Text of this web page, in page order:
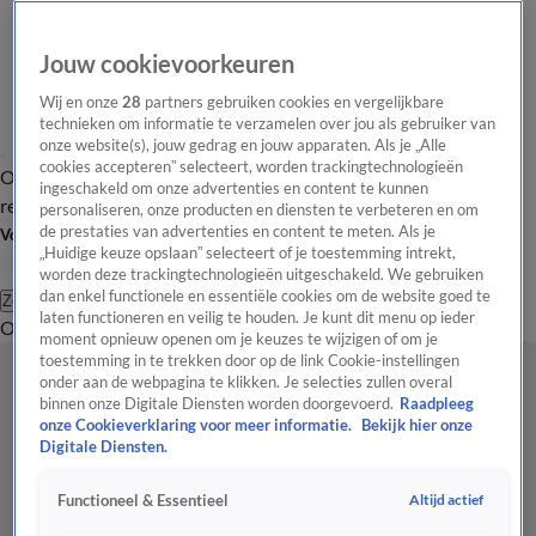
Overzicht Laatste nieuws Regionieuws Het beste van Hart
Tip de
redactie
Volg Hart van Nederland
Zoeken
OverzichtRegioUitzendingenWeerTip de redactiePanelVideo's
Jouw cookievoorkeuren
Wij en onze28 partners gebruiken cookies en vergelijkbare
technieken om informatie te verzamelen over jou als gebruiker van
onze website(s), jouw gedrag en jouw apparaten. Als je „Alle
cookies accepteren” selecteert, worden trackingtechnologieën
ingeschakeld om onze advertenties en content te kunnen
personaliseren, onze producten en diensten te verbeteren en om
de prestaties van advertenties en content te meten. Als je
„Huidige keuze opslaan” selecteert of je toestemming intrekt,
worden deze trackingtechnologieën uitgeschakeld. We gebruiken
dan enkel functionele en essentiële cookies om de website goed te
laten functioneren en veilig te houden. Je kunt dit menu op ieder
moment opnieuw openen om je keuzes te wijzigen of om je
toestemming in te trekken door op de link Cookie-instellingen
onder aan de webpagina te klikken. Je selecties zullen overal
binnen onze Digitale Diensten worden doorgevoerd. Raadpleeg
onze Cookieverklaring voor meer informatie.
Bekijk hier onze
Digitale Diensten.
Functioneel & Essentieel Altijd actief